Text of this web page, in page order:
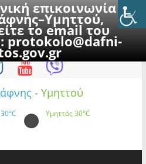
επικοινωνία με
το email του
protokolo@dafni-
Αυγούστου 2026
- Υμηττού
30°C Υμηττός30°C